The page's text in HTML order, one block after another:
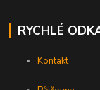
RYCHLÉ
Kontakt